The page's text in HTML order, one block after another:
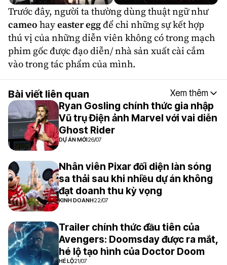
Trước đây, người ta thường dùng thuật ngữ như
cameo hayeaster eggđể chỉ những sự kết hợp
thú vị của những diễn viên không có trong mạch
phim gốc được đạo diễn/ nhà sản xuất cài cắm
vào trong tác phẩm của mình.
Bài viết liên quan Xem thêm
Ryan Gosling chính thức gia nhập
Vũ trụ Điện ảnh Marvel với vai diễn
Ghost Rider
DỰ ÁN MỚI26/07
Nhân viên Pixar đối diện làn sóng
sa thải sau khi nhiều dự án không
đạt doanh thu kỳ vọng
KINH DOANH22/07
Trailer chính thức đầu tiên của
Avengers: Doomsday được ra mắt,
hé lộ tạo hình của Doctor Doom
HÉ LỘ21/07